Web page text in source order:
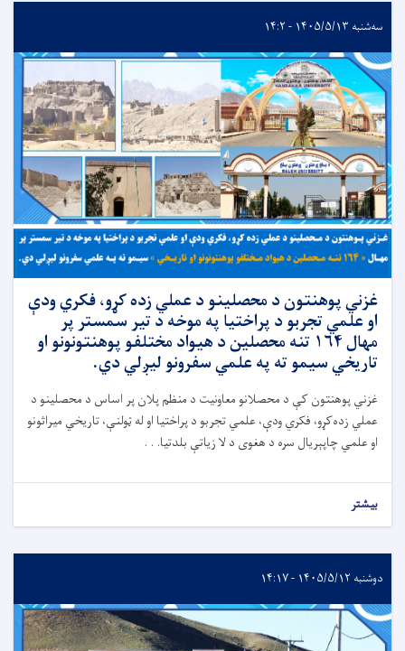
سه‌شنبه ۱۴۰۵/۵/۱۳ - ۱۴:۲
غزني پوهنتون د محصلینو د عملي زده کړو، فکري ودې
او علمي تجربو د پراختیا په موخه د تیر سمستر پر
مهال ۱۶۴ تنه محصلین د هیواد مختلفو پوهنتونونو او
تاریخي سیمو ته په علمي سفرونو لیږلي دي.
غزني پوهنتون کې د محصلانو معاونیت د منظم پلان پر اساس د محصلینو د
عملي زده‌کړو، فکري ودې، علمي تجربو د پراختیا او له ټولنې، تاریخي میراثونو
او علمي چاپېریال سره د هغوی د لا زیاتې بلدتیا. . .
بیشتر
دوشنبه ۱۴۰۵/۵/۱۲ - ۱۴:۱۷